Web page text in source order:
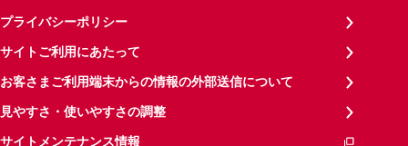
プライバシーポリシー
サイトご利用にあたって
お客さまご利用端末からの情報の外部送信について
見やすさ・使いやすさの調整
サイトメンテナンス情報